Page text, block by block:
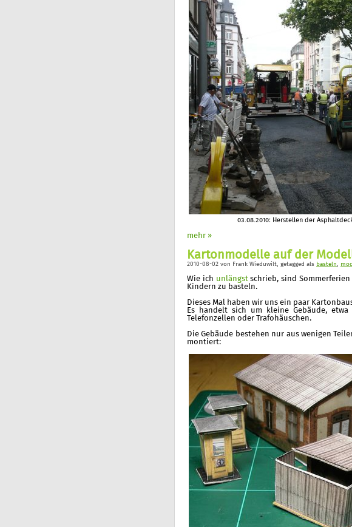
03.08.2010: Herstellen der
mehr »
Kartonmodelle auf der
2010-08-02 von Frank Wieduwilt, getagged als basteln,
Wie ich unlängstschrieb, sind
Kindern zu basteln.
Dieses Mal haben wir uns ein paar
Es handelt sich um kleine Gebäude, etwa
Telefonzellen oder Trafohäuschen.
Die Gebäude bestehen nur aus wenigen
montiert: